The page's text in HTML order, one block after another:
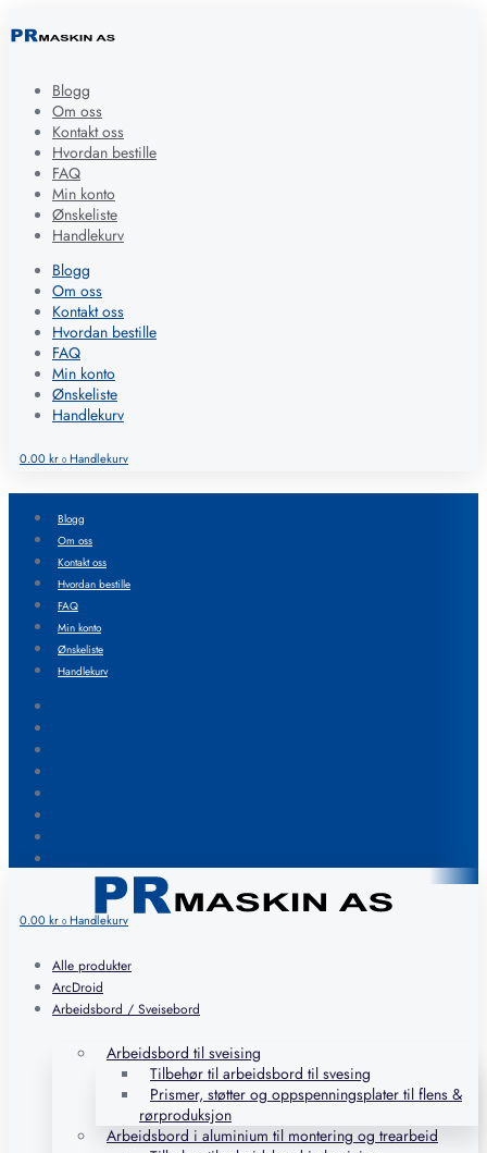
Blogg
Om oss
Kontakt oss
Hvordan bestille
FAQ
Min konto
Ønskeliste
Handlekurv
Blogg
Om oss
Kontakt oss
Hvordan bestille
FAQ
Min konto
Ønskeliste
Handlekurv
0.00kr 0 Handlekurv
Blogg
Om oss
Kontakt oss
Hvordan bestille
FAQ
Min konto
Ønskeliste
Handlekurv
0.00kr 0 Handlekurv
Alle produkter
ArcDroid
Arbeidsbord / Sveisebord
Arbeidsbord til sveising
Tilbehør til arbeidsbord til svesing
Prismer, støtter og oppspenningsplater til flens &
rørproduksjon
Arbeidsbord i aluminium til montering og trearbeid